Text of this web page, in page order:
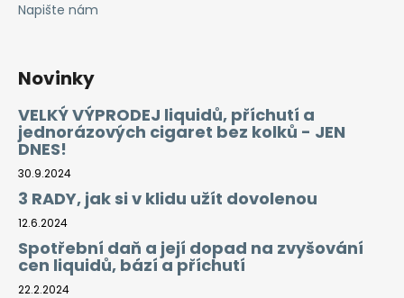
Napište nám
Novinky
VELKÝ VÝPRODEJ liquidů, příchutí a
jednorázových cigaret bez kolků - JEN
DNES!
30.9.2024
3 RADY, jak si v klidu užít dovolenou
12.6.2024
Spotřební daň a její dopad na zvyšování
cen liquidů, bází a příchutí
22.2.2024